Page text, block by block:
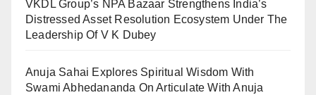
VKDL Group’s NPA Bazaar Strengthens India’s
Distressed Asset Resolution Ecosystem Under The
Leadership Of V K Dubey
Anuja Sahai Explores Spiritual Wisdom With
Swami Abhedananda On Articulate With Anuja